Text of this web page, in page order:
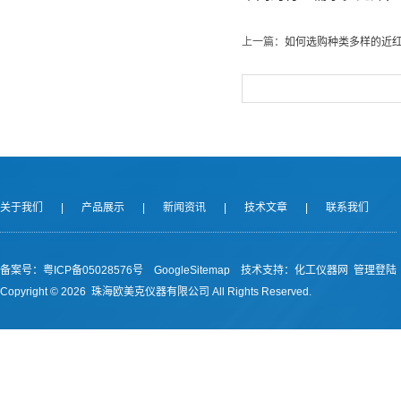
上一篇： 如何选购种类多样的近
关于我们 产品展示 新闻资讯 技术文章 联系我们
备案号： 粤ICP备05028576号 GoogleSitemap 技术支持： 化工仪器网 管理登陆
Copyright © 2026 珠海欧美克仪器有限公司 All Rights Reserved.